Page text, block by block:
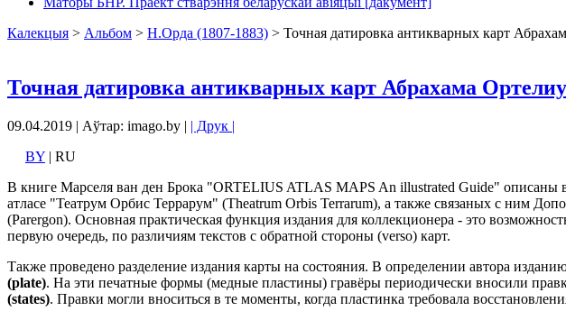
Калекцыя > Альбом > Н.Орда (1807-1883) > Точная датировка антикварных карт
Точная датировка антикварных карт Абрахама
09.04.2019 | Аўтар: imago.by | | Друк |
BY | RU
В книге Марселя ван ден Брока "ORTELIUS ATLAS MAPS An illustrated Guide" описаны
атласе "Театрум Орбис Террарум" (Theatrum Orbis Terrarum), а также связаных с ним
(Parergon). Основная практическая функция издания для коллекционера - это
первую очередь, по различиям текстов с обратной стороны (verso) карт.
Также проведено разделение издания карты на состояния. В определении автора
(plate). На эти печатные формы (медные пластины) гравёры периодически вносили
(states). Правки могли вноситься в те моменты, когда пластинка требовала